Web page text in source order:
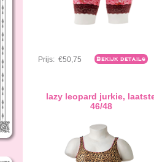
Prijs: €50,75 Bekijk details
lazy leopard jurkie,
46/48